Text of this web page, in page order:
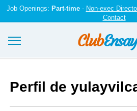
Job Openings: Part-time- Non-exec
Contact
Registrarse
Perfil de